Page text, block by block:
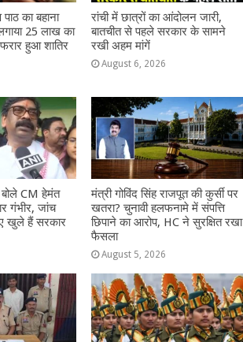
का बहाना
25 लाख का
हुआ शातिर
रांची में छात्रों का आंदोलन जारी,
बातचीत से पहले सरकार के सामने
रखी अहम मांगें
August 6, 2026
CM हेमंत
गंभीर, जांच
खुले हैं सरकार
मंत्री गोविंद सिंह राजपूत की कुर्सी पर
खतरा? चुनावी हलफनामे में संपत्ति
छिपाने का आरोप, HC ने सुरक्षित रखा
फैसला
August 5, 2026